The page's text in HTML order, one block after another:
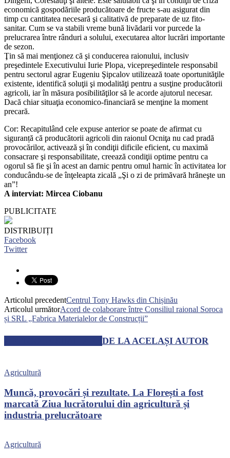
economică gospodăriile producătoare de fructe s-au asigurat din
timp cu cantitatea necesară şi calitativă de preparate de uz fito-
sanitar. Cum se va stabili vreme bună livădarii vor purcede la
prelucrarea între rânduri a solului, executarea altor lucrări importante
de sezon.
Ţin să mai menţionez că şi conducerea raionului, inclusiv
preşedintele Executivului Iurie Plopa, vicepreşedintele responsabil
pentru sectorul agrar Eugeniu Şipcalov utilizează toate oportunităţile
existente, identifică soluţii şi modalităţi pentru a susţine producătorii
agricoli, iar în măsura posibilităţilor să le acorde ajutorul necesar.
Dacă chiar situaţia economico-financiară se menţine la moment
precară.
Cor: Recapitulând cele expuse anterior se poate de afirmat cu
siguranță că producătorii agricoli din raionul Ocniţa nu cad pradă
provocărilor, activează şi în condiţii dificile eficient, cu maximă
consacrare şi responsabilitate, creează condiţii optime pentru ca
ogorul să fie şi în acest an darnic pentru omul harnic în activitatea lor
conducându-se de înţeleapta zicală „Şi o zi de primăvară hrăneşte un
an”!
A interviat: Mircea Ciobanu
PUBLICITATE
DISTRIBUIȚI
Facebook
Twitter
Articolul precedentCentrul Tony Hawks din Chișinău
Articolul următorAcord de colaborare între Consiliul raional Soroca
și SRL „Fabrica Materialelor de Construcții”
DE LA ACELAȘI AUTOR
Agricultură
Muncă, provocări și rezultate. La Florești a fost
marcată Ziua lucrătorului din agricultură și
industria prelucrătoare
Agricultură